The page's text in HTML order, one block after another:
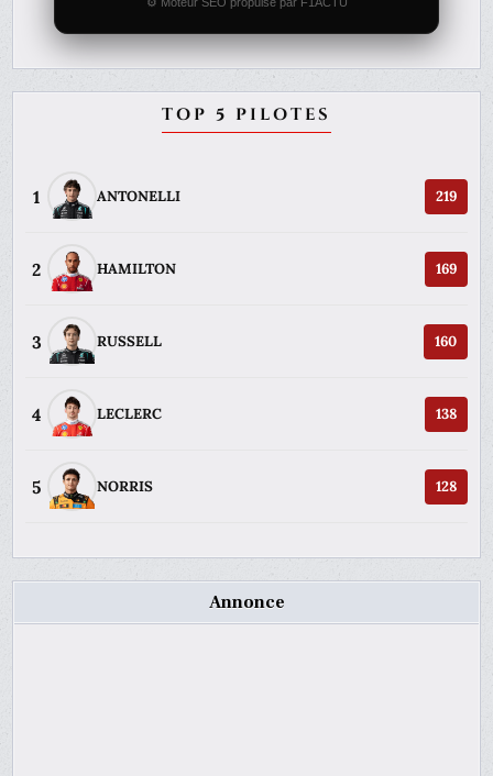
TOP 5 PILOTES
1 ANTONELLI 219
2 HAMILTON 169
3 RUSSELL 160
4 LECLERC 138
5 NORRIS 128
Annonce